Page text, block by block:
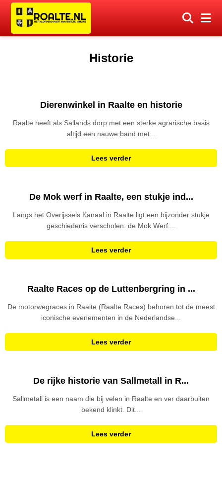
Historie
Dierenwinkel in Raalte en historie
Raalte heeft als Sallands dorp met een sterke agrarische basis
altijd een nauwe band met...
Lees verder
De Mok werf in Raalte, een stukje ind...
Langs het Overijssels Kanaal in Raalte ligt een bijzonder stukje
geschiedenis verscholen: de Mok Werf....
Lees verder
Raalte Races op de Luttenbergring in ...
De motorwegraces in Raalte (Raalte Races) behoren tot de meest
iconische evenementen in de Nederlandse...
Lees verder
De rijke historie van Sallmetall in R...
Sallmetall is een naam die bij velen in Raalte en ver daarbuiten
bekend klinkt. Dit...
Lees verder